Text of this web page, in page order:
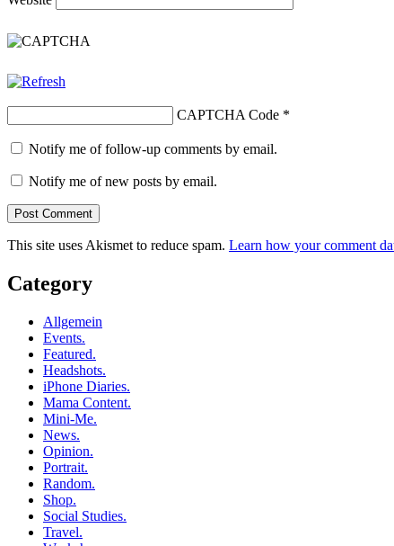
CAPTCHA Code *
Notify me of follow-up comments by email.
Notify me of new posts by email.
This site uses Akismet to reduce spam. Learn how your comment
Category
Allgemein
Events.
Featured.
Headshots.
iPhone Diaries.
Mama Content.
Mini-Me.
News.
Opinion.
Portrait.
Random.
Shop.
Social Studies.
Travel.